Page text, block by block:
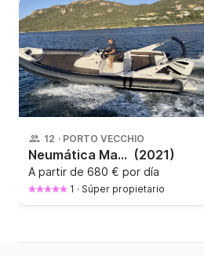
12 · PORTO VECCHIO
Neumática Master 775 250CV (2021)
A partir de 680 € por día
1 · Súper propietario